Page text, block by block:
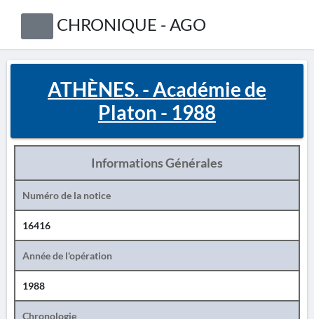
CHRONIQUE - AGO
ATHÈNES. - Académie de
Platon - 1988
Informations Générales
Numéro de la notice
16416
Année de l'opération
1988
Chronologie